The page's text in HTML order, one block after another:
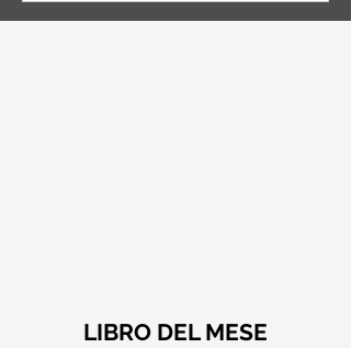
LIBRO DEL MESE